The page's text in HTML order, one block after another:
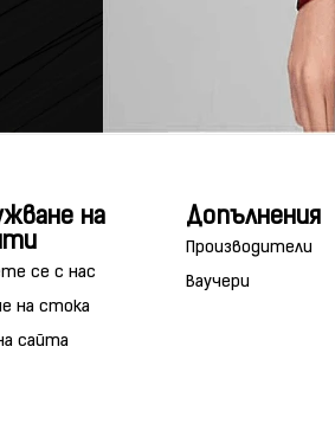
на
се с нас
на стока
сайта
Допълнения
Производители
Ваучери